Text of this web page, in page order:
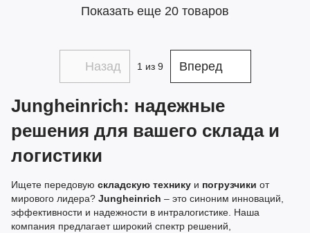
Показать еще 20 товаров
Назад 1из 9 Вперед
Jungheinrich: надежные
решения для вашего склада и
логистики
Ищете передовую складскую технику и погрузчики от
мирового лидера? Jungheinrich – это синоним инноваций,
эффективности и надежности в интралогистике. Наша
компания предлагает широкий спектр решений,